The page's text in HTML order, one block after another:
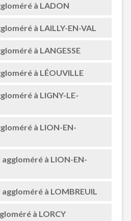
à LADON
à LAILLY-EN-VAL
à LANGESSE
à LÉOUVILLE
à LIGNY-LE-
à LION-EN-
à LION-EN-
à LOMBREUIL
à LORCY